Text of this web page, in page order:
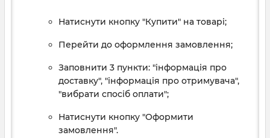
Натиснути кнопку "Купити" на товарі;
Перейти до оформлення замовлення;
Заповнити 3 пункти: "інформація про
доставку", "інформація про отримувача",
"вибрати спосіб оплати";
Натиснути кнопку "Оформити
замовлення".